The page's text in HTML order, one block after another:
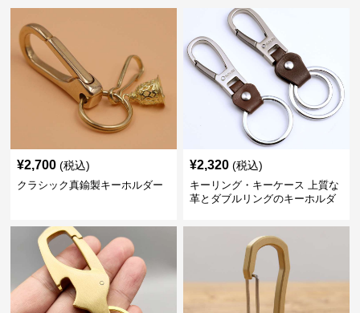
¥2,700 (税込)
クラシック真鍮製キーホルダー
¥2,320 (税込)
キーリング・キーケース 上質な
革とダブルリングのキーホルダ